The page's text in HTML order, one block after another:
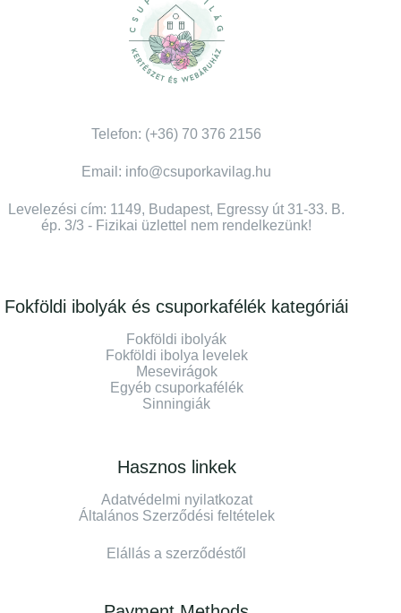
Telefon: (+36) 70 376 2156
Email: info@csuporkavilag.hu
Levelezési cím: 1149, Budapest, Egressy út 31-33. B.
ép. 3/3 - Fizikai üzlettel nem rendelkezünk!
Fokföldi ibolyák és csuporkafélék kategóriái
Fokföldi ibolyák
Fokföldi ibolya levelek
Mesevirágok
Egyéb csuporkafélék
Sinningiák
Hasznos linkek
Adatvédelmi nyilatkozat
Általános Szerződési feltételek
Elállás a szerződéstől